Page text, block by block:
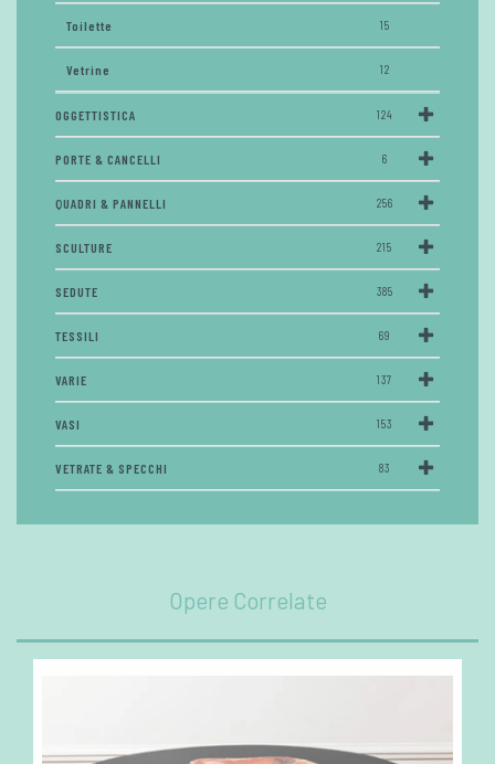
Toilette 15
Vetrine 12
OGGETTISTICA 124
PORTE & CANCELLI 6
QUADRI & PANNELLI 256
SCULTURE 215
SEDUTE 385
TESSILI 69
VARIE 137
VASI 153
VETRATE & SPECCHI 83
Opere Correlate